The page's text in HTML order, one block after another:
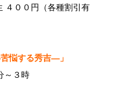
００円（各種割引有
悩する秀吉―」
～３時